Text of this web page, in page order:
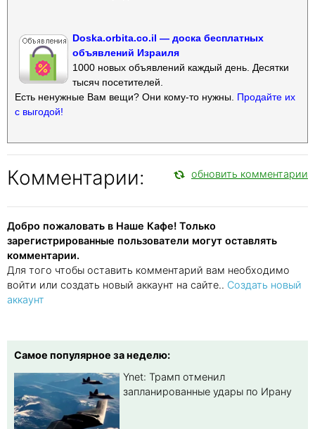
Doska.orbita.co.il — доска бесплатных
объявлений Израиля
1000 новых объявлений каждый день. Десятки
тысяч посетителей.
Есть ненужные Вам вещи? Они кому-то нужны. Продайте их
с выгодой!
Комментарии: обновить комментарии
Добро пожаловать в Наше Кафе! Только
зарегистрированные пользователи могут оставлять
комментарии.
Для того чтобы оставить комментарий вам необходимо
войти или создать новый аккаунт на сайте.. Создать новый
аккаунт
Самое популярное за неделю:
Ynet: Трамп отменил
запланированные удары по Ирану